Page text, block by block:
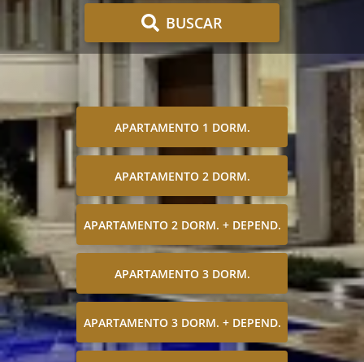
BUSCAR
APARTAMENTO 1 DORM.
APARTAMENTO 2 DORM.
APARTAMENTO 2 DORM. + DEPEND.
APARTAMENTO 3 DORM.
APARTAMENTO 3 DORM. + DEPEND.